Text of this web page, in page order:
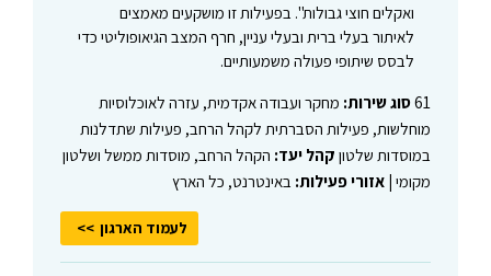
ואקלים חוצי גבולות". בפעילות זו מושקעים מאמצים
לאיתור בעלי ברית ובעלי עניין, חרף המצב הגיאופוליטי כדי
לבסס שיתופי פעולה משמעותיים.
61סוג שירות: מחקר ועבודה אקדמית, עזרה לאוכלוסיות
מוחלשות, פעילות הסברתית לקהל הרחב, פעילות שתדלנות
במוסדות שלטון קהל יעד: הקהל הרחב, מוסדות ממשל ושלטון
מקומי | אזורי פעילות: באינטרנט, כל הארץ
לעמוד הארגון